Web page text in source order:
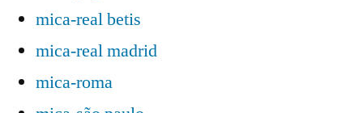
mica-real betis
mica-real madrid
mica-roma